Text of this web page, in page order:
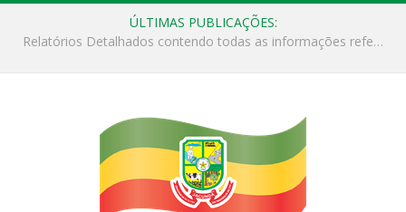
ÚLTIMAS PUBLICAÇÕES:
ESF Alto Paraíso é reinaugurada e passa a funcionar em horário estendido